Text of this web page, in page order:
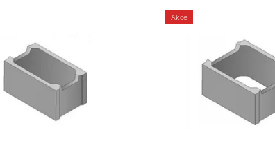
Akce